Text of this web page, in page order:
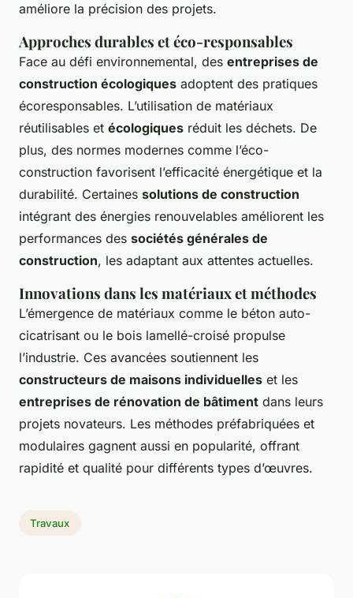
améliore la précision des projets.
Approches durables et éco-responsables
Face au défi environnemental, des entreprises de
construction écologiques adoptent des pratiques
écoresponsables. L’utilisation de matériaux
réutilisables et écologiques réduit les déchets. De
plus, des normes modernes comme l’éco-
construction favorisent l’efficacité énergétique et la
durabilité. Certaines solutions de construction
intégrant des énergies renouvelables améliorent les
performances des sociétés générales de
construction, les adaptant aux attentes actuelles.
Innovations dans les matériaux et méthodes
L’émergence de matériaux comme le béton auto-
cicatrisant ou le bois lamellé-croisé propulse
l’industrie. Ces avancées soutiennent les
constructeurs de maisons individuelles et les
entreprises de rénovation de bâtiment dans leurs
projets novateurs. Les méthodes préfabriquées et
modulaires gagnent aussi en popularité, offrant
rapidité et qualité pour différents types d’œuvres.
Travaux